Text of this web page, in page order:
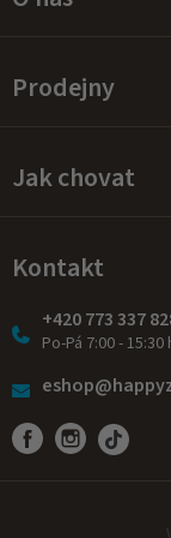
Prodejny
Jak chovat
Kontakt
+420 773 337
Po-Pá 7:00 - 15:30